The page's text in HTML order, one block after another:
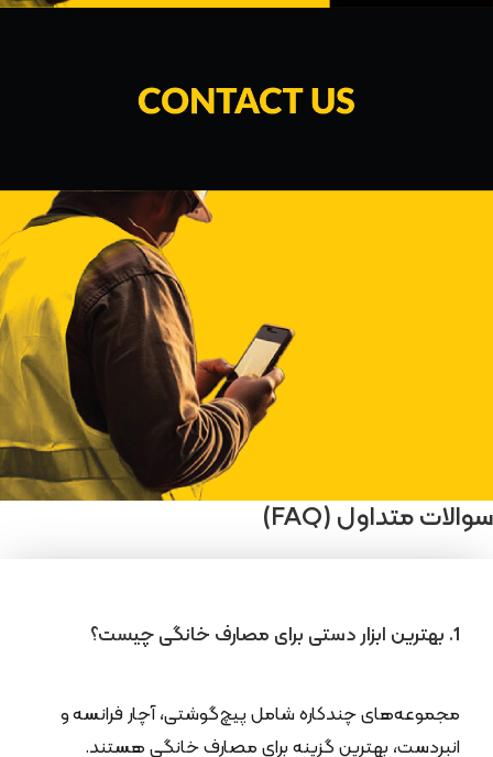
سوالات متداول (FAQ)
1. بهترین ابزار دستی برای مصارف خانگی چیست؟
مجموعه‌های چندکاره شامل پیچ‌گوشتی، آچار فرانسه و
انبردست، بهترین گزینه برای مصارف خانگی هستند.